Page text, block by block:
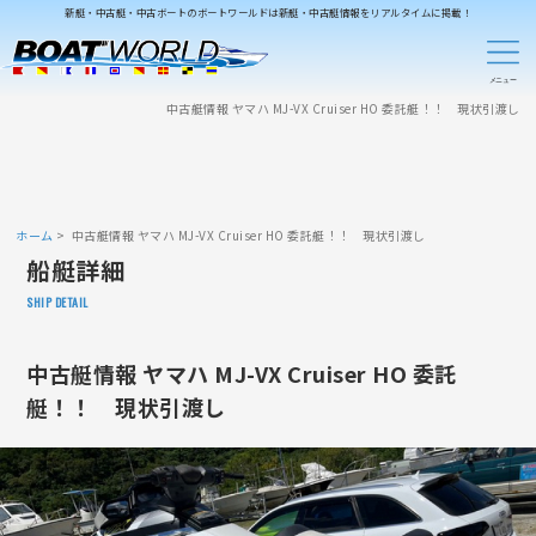
新艇・中古艇・中古ボートのボートワールドは新艇・中古艇情報をリアルタイムに掲載！
中古艇情報 ヤマハ MJ-VX Cruiser HO 委託艇！！ 現状引渡し
ホーム 中古艇情報 ヤマハ MJ-VX Cruiser HO 委託艇！！ 現状引渡し
船艇詳細
SHIP DETAIL
中古艇情報 ヤマハ MJ-VX Cruiser HO 委託
艇！！ 現状引渡し